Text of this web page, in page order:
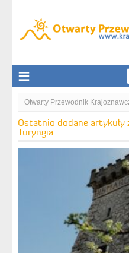
Otwarty Przewodnik
Ostatnio dodane
Turyngia